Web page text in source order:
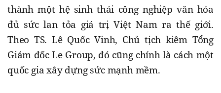
thành một hệ sinh thái công nghiệp văn hóa
đủ sức lan tỏa giá trị Việt Nam ra thế giới.
Theo TS. Lê Quốc Vinh, Chủ tịch kiêm Tổng
Giám đốc Le Group, đó cũng chính là cách một
quốc gia xây dựng sức mạnh mềm.